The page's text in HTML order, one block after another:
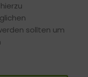
sollten um